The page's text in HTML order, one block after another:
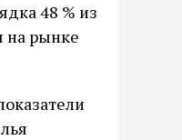
48 % из
на рынке